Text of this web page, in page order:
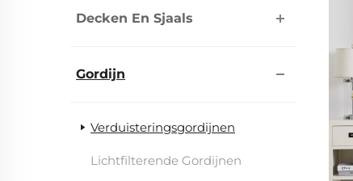
Decken En Sjaals
Gordijn
Verduisteringsgordijnen
Lichtfilterende Gordijnen